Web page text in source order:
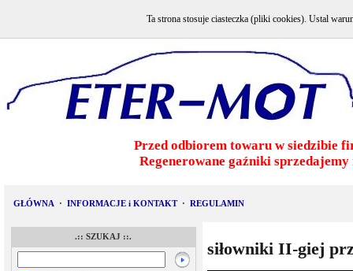
Przed odbiorem towaru w siedzibie
Regenerowane gaźniki
GŁÓWNA · INFORMACJE i KONTAKT · REGULAMIN
.:: SZUKAJ ::.
siłowniki II-giej
Ta strona stosuje ciasteczka (pliki cookies). Ustal